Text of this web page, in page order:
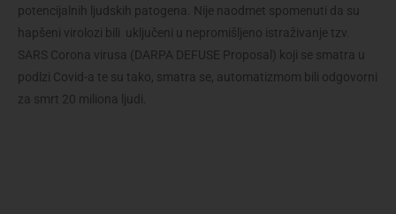
potencijalnih ljudskih patogena. Nije naodmet spomenuti da su
hapšeni virolozi bili uključeni u nepromišljeno istraživanje tzv.
SARS Corona virusa (DARPA DEFUSE Proposal) koji se smatra u
podlzi Covid-a te su tako, smatra se, automatizmom bili odgovorni
za smrt 20 miliona ljudi.